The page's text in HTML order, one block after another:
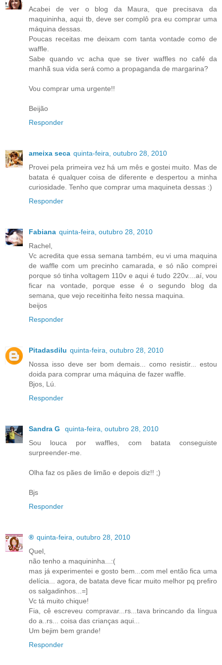
Acabei de ver o blog da Maura, que precisava da
maquininha, aqui tb, deve ser complô pra eu comprar uma
máquina dessas.
Poucas receitas me deixam com tanta vontade como de
waffle.
Sabe quando vc acha que se tiver waffles no café da
manhã sua vida será como a propaganda de margarina?
Vou comprar uma urgente!!
Beijão
Responder
ameixa seca quinta-feira, outubro 28, 2010
Provei pela primeira vez há um mês e gostei muito. Mas de
batata é qualquer coisa de diferente e despertou a minha
curiosidade. Tenho que comprar uma maquineta dessas :)
Responder
Fabiana quinta-feira, outubro 28, 2010
Rachel,
Vc acredita que essa semana também, eu vi uma maquina
de waffle com um precinho camarada, e só não comprei
porque só tinha voltagem 110v e aqui é tudo 220v....aí, vou
ficar na vontade, porque esse é o segundo blog da
semana, que vejo receitinha feito nessa maquina.
beijos
Responder
Pitadasdilu quinta-feira, outubro 28, 2010
Nossa isso deve ser bom demais... como resistir... estou
doida para comprar uma máquina de fazer waffle.
Bjos, Lú.
Responder
Sandra G
quinta-feira, outubro 28, 2010
Sou louca por waffles, com batata conseguiste
surpreender-me.
Olha faz os pães de limão e depois diz!! ;)
Bjs
Responder
® quinta-feira, outubro 28, 2010
Quel,
não tenho a maquininha...:(
mas já experimentei e gosto bem...com mel então fica uma
delícia... agora, de batata deve ficar muito melhor pq prefiro
os salgadinhos...=]
Vc tá muito chique!
Fia, cê escreveu compravar...rs...tava brincando da língua
do a..rs... coisa das crianças aqui...
Um bejim bem grande!
Responder